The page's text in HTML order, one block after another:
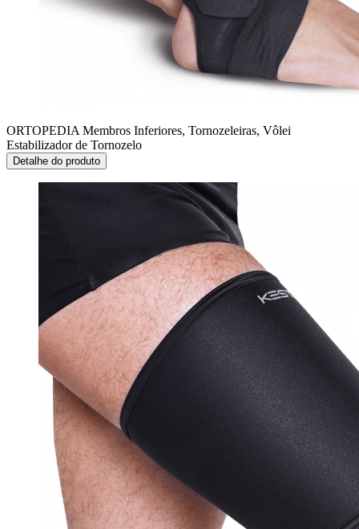
ORTOPEDIA Membros Inferiores, Tornozeleiras, Vôlei
Estabilizador de Tornozelo
Detalhe do produto